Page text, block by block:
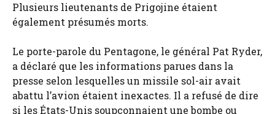
Plusieurs lieutenants de Prigojine étaient
également présumés morts.
Le porte-parole du Pentagone, le général Pat Ryder,
a déclaré que les informations parues dans la
presse selon lesquelles un missile sol-air avait
abattu l’avion étaient inexactes. Il a refusé de dire
si les États-Unis soupçonnaient une bombe ou